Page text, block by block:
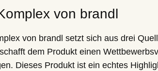
von brandl
von brandl setzt sich aus drei
dem Produkt einen
Dieses Produkt ist ein echtes